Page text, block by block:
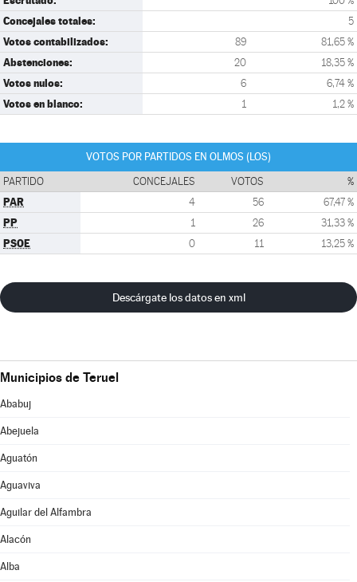
Concejales totales: 5
Votos contabilizados: 89 81,65 %
Abstenciones: 20 18,35 %
Votos nulos: 6 6,74 %
Votos en blanco: 1 1,2 %
VOTOS POR PARTIDOS EN OLMOS (LOS)
PARTIDO CONCEJALES VOTOS %
PAR 4 56 67,47 %
PP 1 26 31,33 %
PSOE 0 11 13,25 %
Descárgate los datos en xml
Municipios de Teruel
Ababuj
Abejuela
Aguatón
Aguaviva
Aguilar del Alfambra
Alacón
Alba